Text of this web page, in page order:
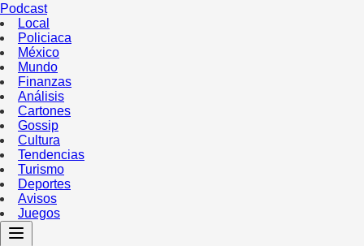
Podcast
Local
Policiaca
México
Mundo
Finanzas
Análisis
Cartones
Gossip
Cultura
Tendencias
Turismo
Deportes
Avisos
Juegos